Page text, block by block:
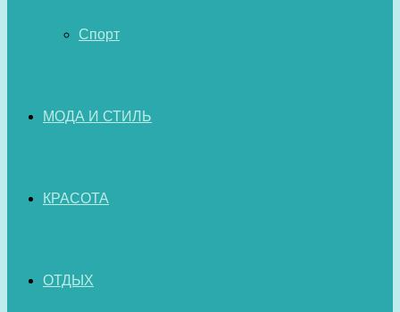
Спорт
МОДА И СТИЛЬ
КРАСОТА
ОТДЫХ